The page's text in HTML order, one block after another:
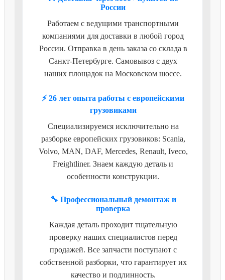
России
Работаем с ведущими транспортными
компаниями для доставки в любой город
России. Отправка в день заказа со склада в
Санкт-Петербурге. Самовывоз с двух
наших площадок на Московском шоссе.
⚡ 26 лет опыта работы с европейскими
грузовиками
Специализируемся исключительно на
разборке европейских грузовиков: Scania,
Volvo, MAN, DAF, Mercedes, Renault, Iveco,
Freightliner. Знаем каждую деталь и
особенности конструкции.
🔧 Профессиональный демонтаж и
проверка
Каждая деталь проходит тщательную
проверку наших специалистов перед
продажей. Все запчасти поступают с
собственной разборки, что гарантирует их
качество и подлинность.